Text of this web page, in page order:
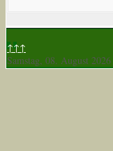
↑↑↑
Samstag, 08. August 2026